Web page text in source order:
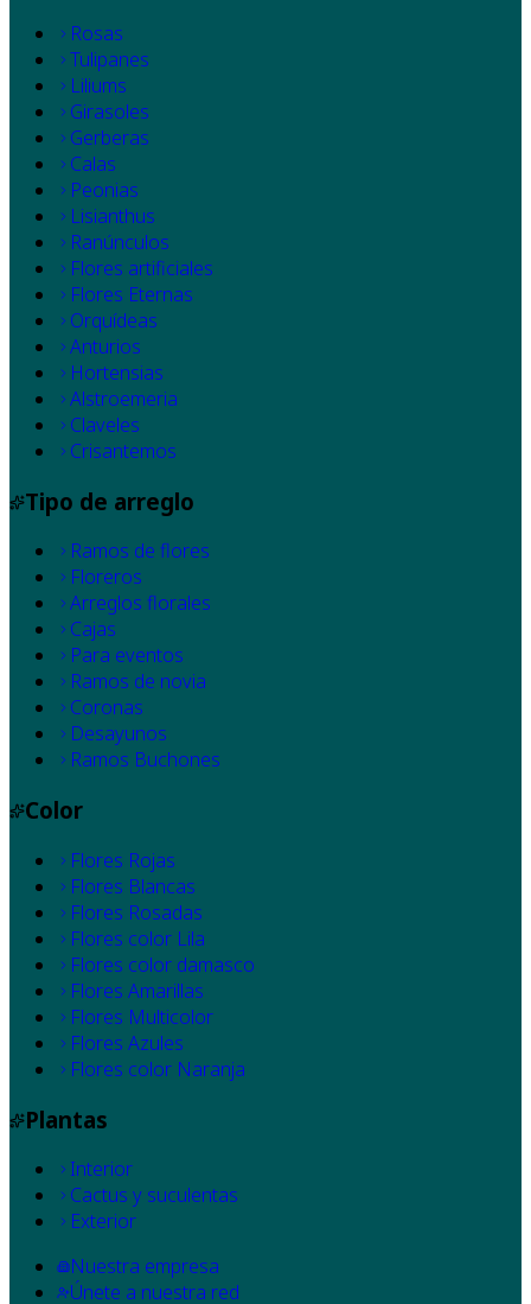
Rosas
Tulipanes
Liliums
Girasoles
Gerberas
Calas
Peonias
Lisianthus
Ranúnculos
Flores artificiales
Flores Eternas
Orquídeas
Anturios
Hortensias
Alstroemeria
Claveles
Crisantemos
Tipo de arreglo
Ramos de flores
Floreros
Arreglos florales
Cajas
Para eventos
Ramos de novia
Coronas
Desayunos
Ramos Buchones
Color
Flores Rojas
Flores Blancas
Flores Rosadas
Flores color Lila
Flores color damasco
Flores Amarillas
Flores Multicolor
Flores Azules
Flores color Naranja
Plantas
Interior
Cactus y suculentas
Exterior
Nuestra empresa
Únete a nuestra red